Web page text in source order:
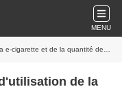
MENU
et de la quantité de e-liquide utilisée.
de la